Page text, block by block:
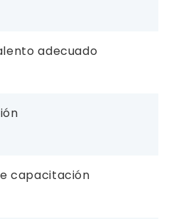
adecuado
capacitación